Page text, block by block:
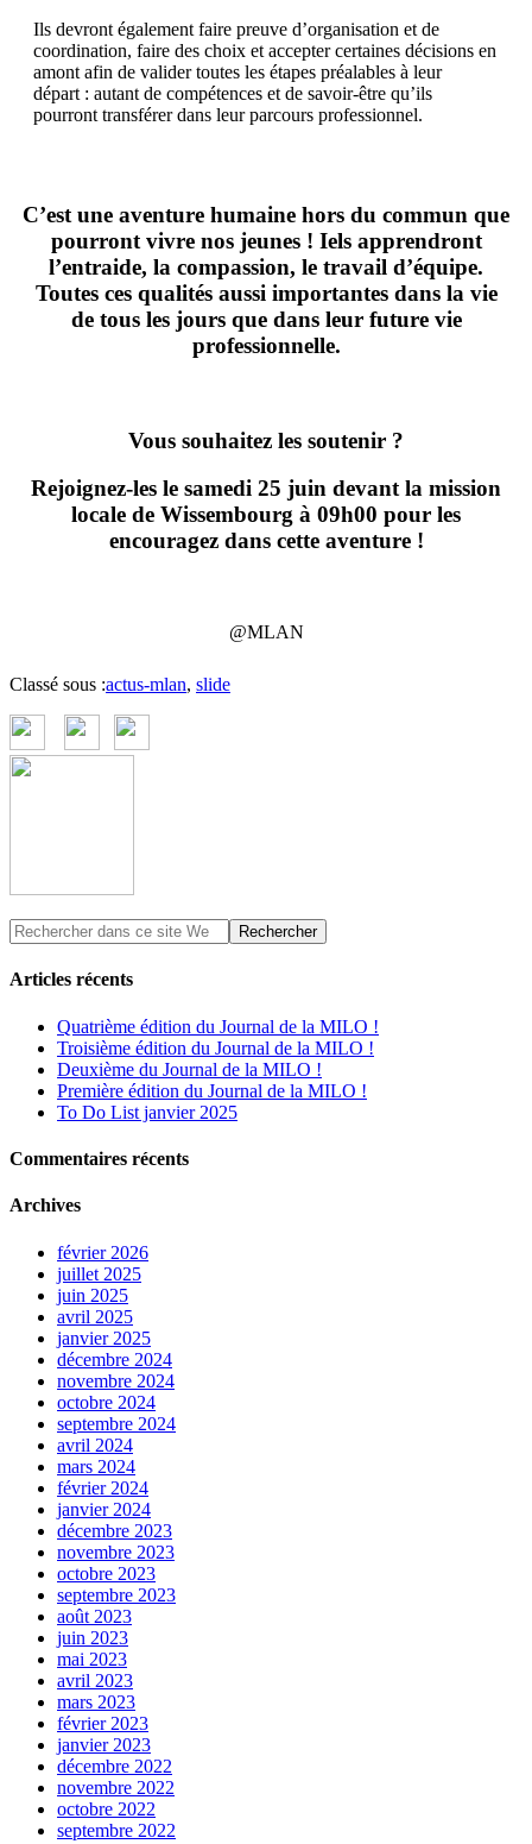
Ils devront également faire preuve d’organisation et de
coordination, faire des choix et accepter certaines décisions en
amont afin de valider toutes les étapes préalables à leur
départ : autant de compétences et de savoir-être qu’ils
pourront transférer dans leur parcours professionnel.
C’est une aventure humaine hors du commun que
pourront vivre nos jeunes ! Iels apprendront
l’entraide, la compassion, le travail d’équipe.
Toutes ces qualités aussi importantes dans la vie
de tous les jours que dans leur future vie
professionnelle.
Vous souhaitez les soutenir ?
Rejoignez-les le samedi 25 juin devant la mission
locale de Wissembourg à 09h00 pour les
encouragez dans cette aventure !
@MLAN
Classé sous :actus-mlan, slide
Articles récents
Quatrième édition du Journal de la MILO !
Troisième édition du Journal de la MILO !
Deuxième du Journal de la MILO !
Première édition du Journal de la MILO !
To Do List janvier 2025
Commentaires récents
Archives
février 2026
juillet 2025
juin 2025
avril 2025
janvier 2025
décembre 2024
novembre 2024
octobre 2024
septembre 2024
avril 2024
mars 2024
février 2024
janvier 2024
décembre 2023
novembre 2023
octobre 2023
septembre 2023
août 2023
juin 2023
mai 2023
avril 2023
mars 2023
février 2023
janvier 2023
décembre 2022
novembre 2022
octobre 2022
septembre 2022